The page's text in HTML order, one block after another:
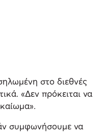
στο διεθνές
«Δεν πρόκειται να
συμφωνήσουμε να